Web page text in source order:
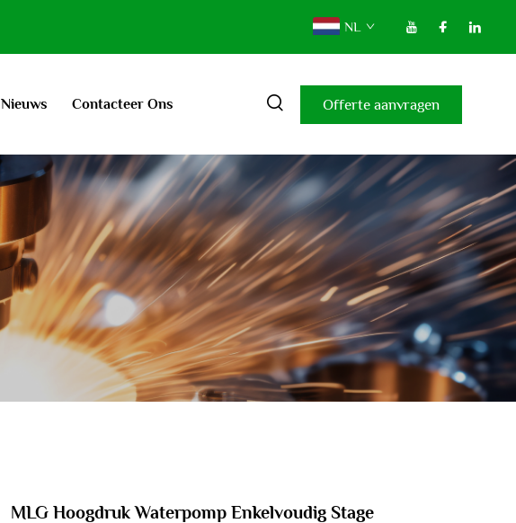
NL
Nieuws Contacteer Ons Offerte aanvragen
MLG Hoogdruk Waterpomp Enkelvoudig Stage